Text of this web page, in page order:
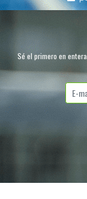
Sé el primero en